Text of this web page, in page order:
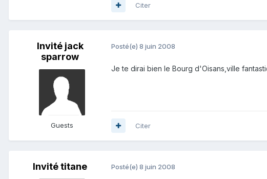
Citer
Invité jack
sparrow
Guests
Posté(e) 8 juin 2008
Je te dirai bien le Bourg d'Oisans,ville
Citer
Invité titane Posté(e) 8 juin 2008